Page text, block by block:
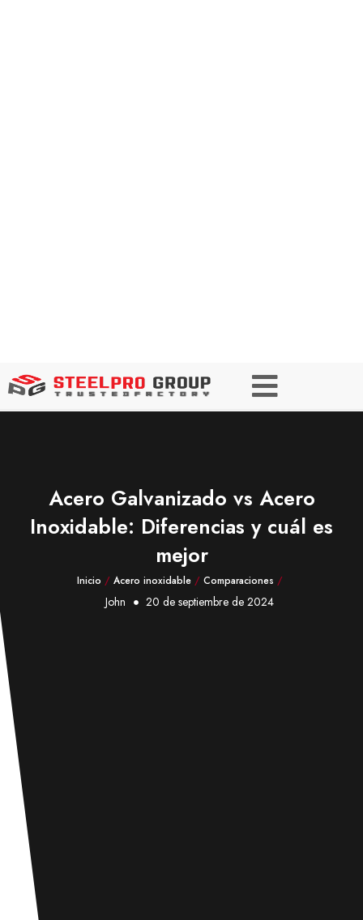
Acero Galvanizado vs Acero
Inoxidable: Diferencias y cuál es
mejor
Inicio / Acero inoxidable / Comparaciones /
John 20 de septiembre de 2024